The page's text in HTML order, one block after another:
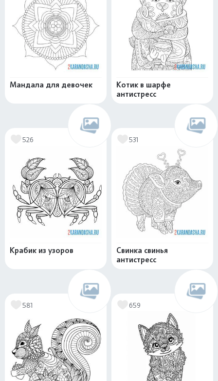
Мандала для девочек
Котик в шарфе
антистресс
526
Крабик из узоров
531
Свинка свинья
антистресс
581 659